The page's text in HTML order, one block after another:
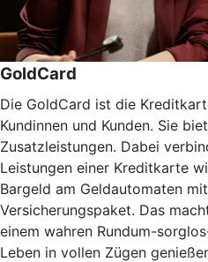
GoldCard
Die GoldCard ist die
Kundinnen und Kunden. Sie
Zusatzleistungen. Dabei
Leistungen einer Kreditkarte
Bargeld am Geldautomaten
Versicherungspaket. Das
einem wahren Rundum-
Leben in vollen Zügen